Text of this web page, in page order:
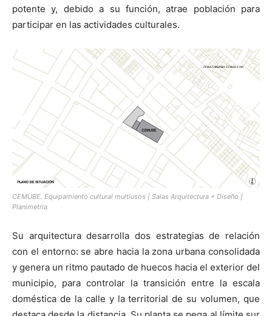
potente y, debido a su función, atrae población para
participar en las actividades culturales.
CEMUBE. Equipamiento cultural multiusos | Salas Arquitectura + Diseño |
Planimetria
Su arquitectura desarrolla dos estrategias de relación
con el entorno: se abre hacia la zona urbana consolidada
y genera un ritmo pautado de huecos hacia el exterior del
municipio, para controlar la transición entre la escala
doméstica de la calle y la territorial de su volumen, que